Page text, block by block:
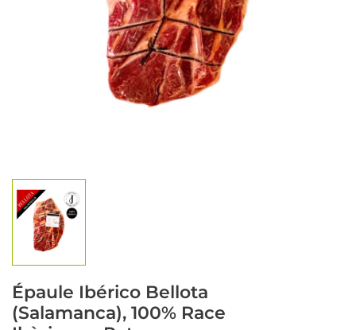
Épaule Ibérico Bellota
(Salamanca), 100% Race